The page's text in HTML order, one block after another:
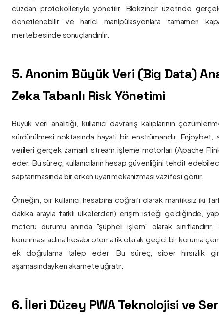
cüzdan protokolleriyle yönetilir. Blokzincir üzerinde
denetlenebilir ve harici manipülasyonlara tamamen
mertebesinde sonuçlandırılır.
5. Anonim Büyük Veri (Big Data)
Zeka Tabanlı Risk Yönetimi
Büyük veri analitiği, kullanıcı davranış kalıplarının
sürdürülmesi noktasında hayati bir enstrümandır. Enjoybet,
verileri gerçek zamanlı stream işleme motorları (Apache Flink
eder. Bu süreç, kullanıcıların hesap güvenliğini tehdit
saptanmasında bir erken uyarı mekanizması vazifesi görür.
Örneğin, bir kullanıcı hesabına coğrafi olarak mantıksız iki
dakika arayla farklı ülkelerden) erişim isteği geldiğinde,
motoru durumu anında "şüpheli işlem" olarak sınıflandırır.
korunması adına hesabı otomatik olarak geçici bir koruma
ek doğrulama talep eder. Bu süreç, siber hırsızlık
aşamasındayken akamete uğratır.
6. İleri Düzey PWA Teknolojisi ve